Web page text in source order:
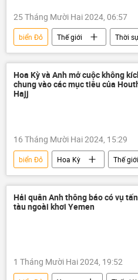
25 Tháng Mười Hai 2024, 06:57
biển Đỏ Thế giới
Thời sự
Hoa Kỳ
Quân sự
máy bay chiến đấu
Hải
Yemen
Hoa Kỳ và Anh mở cuộc không
chung vào các mục tiêu của
Hajj
16 Tháng Mười Hai 2024, 15:29
biển Đỏ Hoa Kỳ Thế giới
Vòng xoáy căng thẳng mới ở Trung
tấn công
Israel
Trung Đông
Hải quân Anh thông báo có vụ
tàu ngoài khơi Yemen
1 Tháng Mười Hai 2024, 19:52